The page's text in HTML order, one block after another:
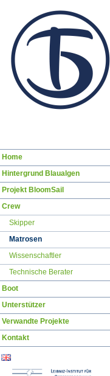
Navigation
Home
Hintergrund Blaualgen
Projekt BloomSail
Crew
Skipper
Matrosen
Wissenschaftler
Technische Berater
Boot
Unterstützer
Verwandte Projekte
Kontakt